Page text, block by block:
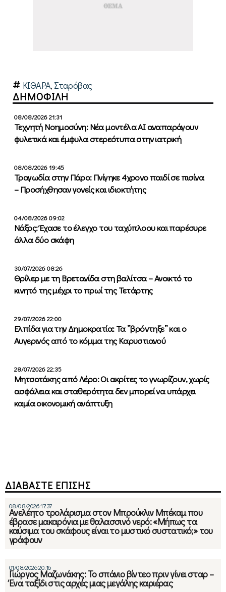
ΚΙΘΑΡΑ, Σταρόβας
ΔΗΜΟΦΙΛΗ
08/08/2026 21:31
Τεχνητή Νοημοσύνη: Νέα μοντέλα ΑΙ αναπαράγουν
φυλετικά και έμφυλα στερεότυπα στην ιατρική
08/08/2026 19:45
Τραγωδία στην Πάρο: Πνίγηκε 4χρονο παιδί σε πισίνα
– Προσήχθησαν γονείς και ιδιοκτήτης
04/08/2026 09:02
Νάξος: Έχασε το έλεγχο του ταχύπλοου και παρέσυρε
άλλα δύο σκάφη
30/07/2026 08:26
Θρίλερ με τη Βρετανίδα στη βαλίτσα – Ανοικτό το
κινητό της μέχρι το πρωί της Τετάρτης
29/07/2026 22:00
Ελπίδα για την Δημοκρατία: Τα ”βρόντηξε” και ο
Αυγερινός από το κόμμα της Καρυστιανού
28/07/2026 22:35
Μητσοτάκης από Λέρο: Οι ακρίτες το γνωρίζουν, χωρίς
ασφάλεια και σταθερότητα δεν μπορεί να υπάρχει
καμία οικονομική ανάπτυξη
ΔΙΑΒΑΣΤΕ ΕΠΙΣΗΣ
08/08/2026 17:37
Ανελέητο τρολάρισμα στον Μπρούκλιν Μπέκαμ που
έβρασε μακαρόνια με θαλασσινό νερό: «Μήπως τα
καύσιμα του σκάφους είναι το μυστικό συστατικό;» του
γράφουν
01/08/2026 20:16
Γιώργος Μαζωνάκης: Το σπάνιο βίντεο πριν γίνει σταρ –
Ένα ταξίδι στις αρχές μιας μεγάλης καριέρας